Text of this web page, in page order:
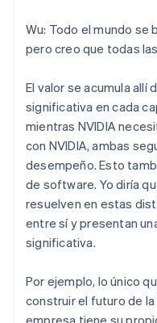
Wu: Todo el mundo se
pero creo que todas
El valor se acumula allí
significativa en cada
mientras NVIDIA
con NVIDIA, ambas
desempeño. Esto
de software. Yo diría
resuelven en estas
entre sí y presentan
significativa.
Por ejemplo, lo único
construir el futuro de
empresa tiene su